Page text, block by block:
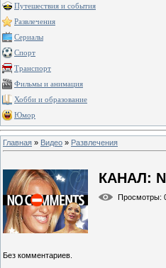
Путешествия и события
Развлечения
Сериалы
Спорт
Транспорт
Фильмы и анимация
Хобби и образование
Юмор
Главная » Видео » Развлечения
КАНАЛ:
Просмотры:
Без комментариев.